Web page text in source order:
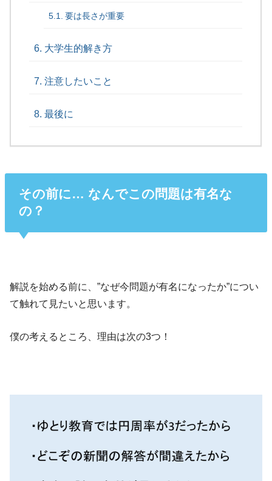
要は長さが重要
大学生的解き方
注意したいこと
最後に
その前に… なんでこの問題は有名な
の？
解説を始める前に、”なぜ今問題が有名になったか”につい
て触れて見たいと思います。
僕の考えるところ、理由は次の3つ！